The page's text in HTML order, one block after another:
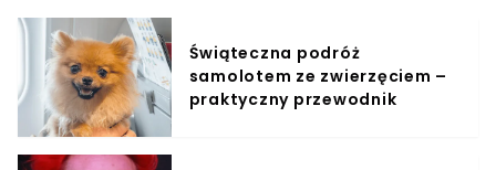
Świąteczna podróż
samolotem ze zwierzęciem –
praktyczny przewodnik